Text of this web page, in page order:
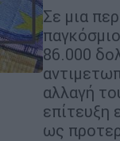
Σε μια
86.000
αλλαγή
επίτευξη
ως